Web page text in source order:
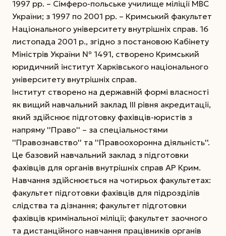
1997 рр. – Сімферо-польське училище міліції МВС
України; з 1997 по 2001 рр. – Кримський факультет
Національного університету внутрішніх справ. 16
листопада 2001 р., згідно з постановою Кабінету
Міністрів України № 1491, створено Кримський
юридичний інститут Харківського національного
університету внутрішніх справ.
Інститут створено на державній формі власності
як вищий навчальний заклад ІІІ рівня акредитації,
який здійснює підготовку фахівців-юристів з
напряму ''Право'' – за спеціальностями
''Правознавство'' та ''Правоохоронна діяльність''.
Це базовий навчальний заклад з підготовки
фахівців для органів внутрішніх справ АР Крим.
Навчання здійснюється на чотирьох факультетах:
факультет підготовки фахівців для підрозділів
слідства та дізнання; факультет підготовки
фахівців кримінальної міліції; факультет заочного
та дистанційного навчання працівників органів